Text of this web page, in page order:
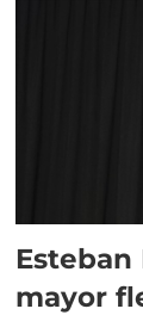
Esteban
mayor